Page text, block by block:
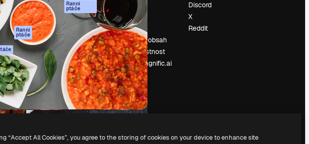
Ranní
ptáče
Originály
Ranní
ptáče
Zásady používání
souborů cookie
Centrum důvěry
Partneři
Firmy
Události
Slidesgo
Prodávejte obsah
Tisková místnost
Hledáte magnific.ai
Discord
X
Reddit
“Accept All Cookies”, you agree to the storing of cookies on your device to enhance site